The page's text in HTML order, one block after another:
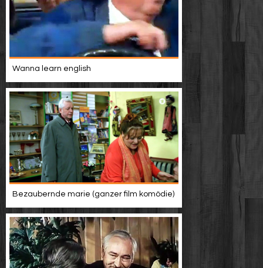
Wanna learn english
Bezaubernde marie (ganzer film komödie)